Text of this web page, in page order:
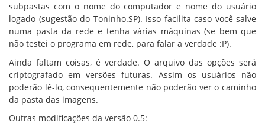
subpastas com o nome do computador e nome do usuário
logado (sugestão do Toninho.SP). Isso facilita caso você salve
numa pasta da rede e tenha várias máquinas (se bem que
não testei o programa em rede, para falar a verdade :P).
Ainda faltam coisas, é verdade. O arquivo das opções será
criptografado em versões futuras. Assim os usuários não
poderão lê-lo, consequentemente não poderão ver o caminho
da pasta das imagens.
Outras modificações da versão 0.5: